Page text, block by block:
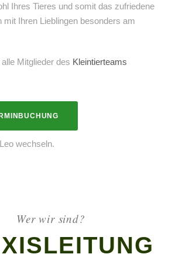
Ihres Tieres und somit das zufriedene
mit Ihren Lieblingen besonders am
Mitglieder des Kleintierteams
wechseln.
Wer wir sind?